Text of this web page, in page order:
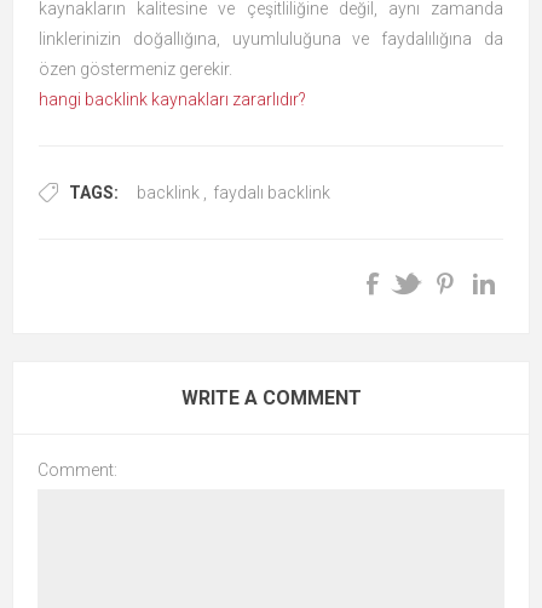
kaynakların kalitesine ve çeşitliliğine değil, aynı zamanda
linklerinizin doğallığına, uyumluluğuna ve faydalılığına da
özen göstermeniz gerekir.
hangi backlink kaynakları zararlıdır?
TAGS: backlink faydalı backlink
WRITE A COMMENT
Comment: